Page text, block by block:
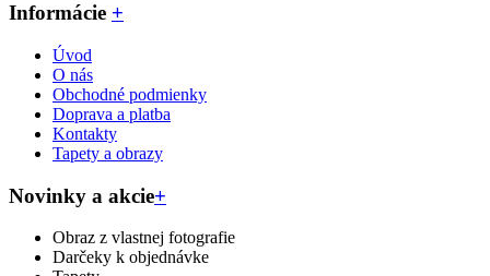
Informácie +
Úvod
O nás
Obchodné podmienky
Doprava a platba
Kontakty
Tapety a obrazy
Novinky a akcie+
Obraz z vlastnej fotografie
Darčeky k objednávke